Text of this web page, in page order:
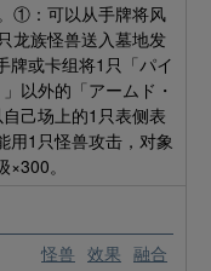
①：可以从手牌将风
龙族怪兽送入墓地发
或卡组将1只「パイ
」以外的「アームド・
己场上的1只表侧表
用1只怪兽攻击，对象
。
怪兽 效果 融合